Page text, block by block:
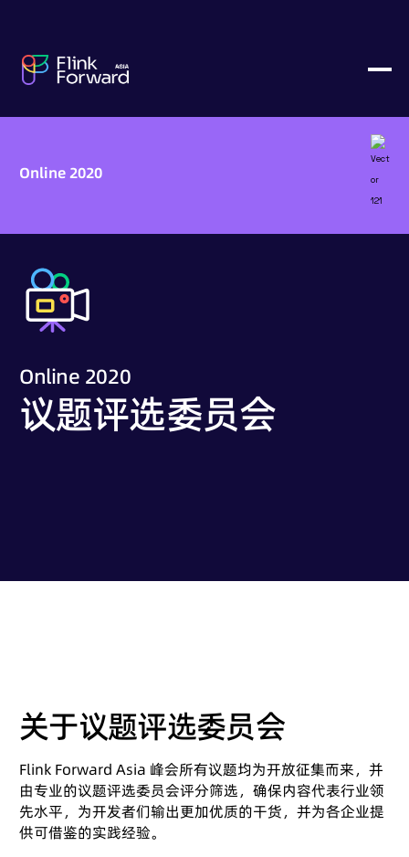
Online 2020
Online 2020
议题评选委员会
关于议题评选委员会
Flink Forward Asia 峰会所有议题均为开放征集而来，并
由专业的议题评选委员会评分筛选，确保内容代表行业领
先水平，为开发者们输出更加优质的干货，并为各企业提
供可借鉴的实践经验。